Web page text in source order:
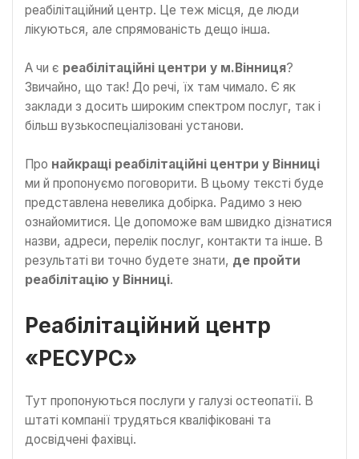
реабілітаційний центр. Це теж місця, де люди
лікуються, але спрямованість дещо інша.
А чи є реабілітаційні центри у м.Вінниця?
Звичайно, що так! До речі, їх там чимало. Є як
заклади з досить широким спектром послуг, так і
більш вузькоспеціалізовані установи.
Про найкращі реабілітаційні центри у Вінниці
ми й пропонуємо поговорити. В цьому тексті буде
представлена невелика добірка. Радимо з нею
ознайомитися. Це допоможе вам швидко дізнатися
назви, адреси, перелік послуг, контакти та інше. В
результаті ви точно будете знати, де пройти
реабілітацію у Вінниці.
Реабілітаційний центр
«РЕСУРС»
Тут пропонуються послуги у галузі остеопатії. В
штаті компанії трудяться кваліфіковані та
досвідчені фахівці.